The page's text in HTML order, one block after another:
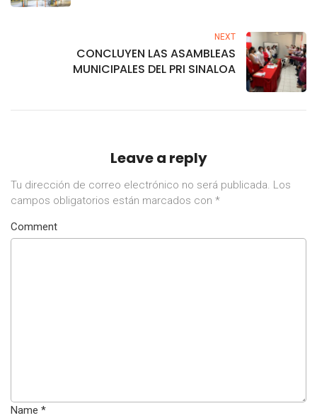
NEXT
CONCLUYEN LAS ASAMBLEAS
MUNICIPALES DEL PRI SINALOA
Leave a reply
Tu dirección de correo electrónico no será publicada. Los
campos obligatorios están marcados con *
Comment
Name *